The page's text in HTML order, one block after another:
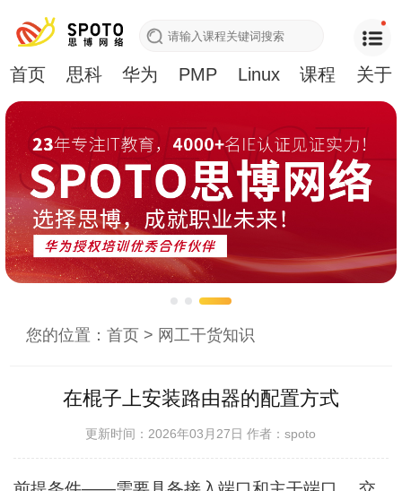
首页 思科 华为 PMP Linux 课程 关于
您的位置：首页 > 网工干货知识
在棍子上安装路由器的配置方式
更新时间：2026年03月27日作者：spoto